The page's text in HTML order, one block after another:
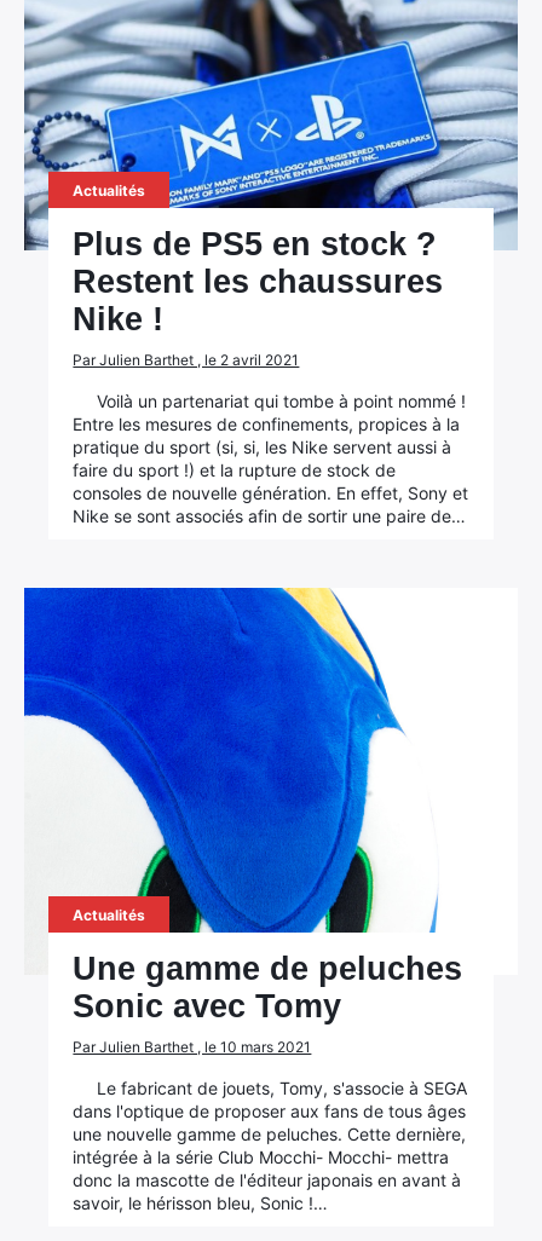
Actualités
Plus de PS5 en stock ?
Restent les chaussures
Nike !
Par Julien Barthet , le 2 avril 2021
Voilà un partenariat qui tombe à point nommé !
Entre les mesures de confinements, propices à la
pratique du sport (si, si, les Nike servent aussi à
faire du sport !) et la rupture de stock de
consoles de nouvelle génération. En effet, Sony et
Nike se sont associés afin de sortir une paire de…
Actualités
Une gamme de peluches
Sonic avec Tomy
Par Julien Barthet , le 10 mars 2021
Le fabricant de jouets, Tomy, s'associe à SEGA
dans l'optique de proposer aux fans de tous âges
une nouvelle gamme de peluches. Cette dernière,
intégrée à la série Club Mocchi- Mocchi- mettra
donc la mascotte de l'éditeur japonais en avant à
savoir, le hérisson bleu, Sonic !…